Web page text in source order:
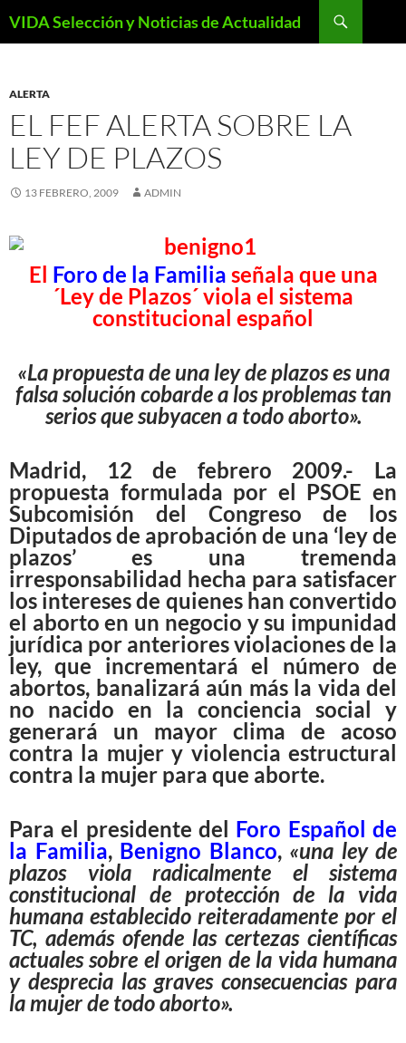
VIDA Selección y Noticias de Actualidad
ALERTA
EL FEF ALERTA SOBRE LA
LEY DE PLAZOS
13 FEBRERO, 2009 ADMIN
El Foro de la Familia señala que una
´Ley de Plazos´ viola el sistema
constitucional español
«La propuesta de una ley de plazos es una
falsa solución cobarde a los problemas tan
serios que subyacen a todo aborto».
Madrid, 12 de febrero 2009.- La
propuesta formulada por el PSOE en
Subcomisión del Congreso de los
Diputados de aprobación de una ‘ley de
plazos’ es una tremenda
irresponsabilidad hecha para satisfacer
los intereses de quienes han convertido
el aborto en un negocio y su impunidad
jurídica por anteriores violaciones de la
ley, que incrementará el número de
abortos, banalizará aún más la vida del
no nacido en la conciencia social y
generará un mayor clima de acoso
contra la mujer y violencia estructural
contra la mujer para que aborte.
Para el presidente del Foro Español de
la Familia, Benigno Blanco, «una ley de
plazos viola radicalmente el sistema
constitucional de protección de la vida
humana establecido reiteradamente por el
TC, además ofende las certezas científicas
actuales sobre el origen de la vida humana
y desprecia las graves consecuencias para
la mujer de todo aborto».